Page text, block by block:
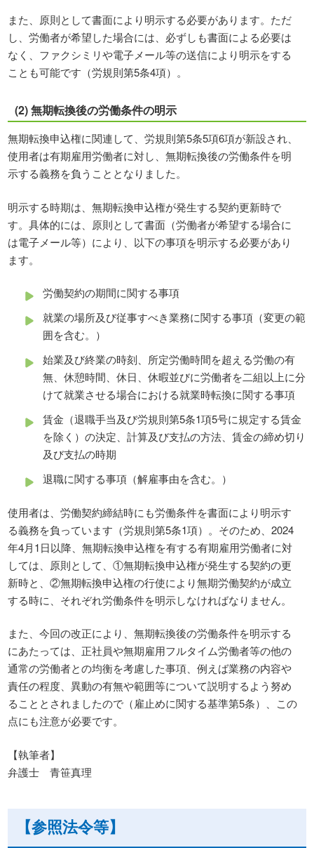
また、原則として書面により明示する必要があります。ただ
し、労働者が希望した場合には、必ずしも書面による必要は
なく、ファクシミリや電子メール等の送信により明示をする
ことも可能です（労規則第5条4項）。
(2) 無期転換後の労働条件の明示
無期転換申込権に関連して、労規則第5条5項6項が新設され、
使用者は有期雇用労働者に対し、無期転換後の労働条件を明
示する義務を負うこととなりました。
明示する時期は、無期転換申込権が発生する契約更新時で
す。具体的には、原則として書面（労働者が希望する場合に
は電子メール等）により、以下の事項を明示する必要があり
ます。
労働契約の期間に関する事項
就業の場所及び従事すべき業務に関する事項（変更の範
囲を含む。）
始業及び終業の時刻、所定労働時間を超える労働の有
無、休憩時間、休日、休暇並びに労働者を二組以上に分
けて就業させる場合における就業時転換に関する事項
賃金（退職手当及び労規則第5条1項5号に規定する賃金
を除く）の決定、計算及び支払の方法、賃金の締め切り
及び支払の時期
退職に関する事項（解雇事由を含む。）
使用者は、労働契約締結時にも労働条件を書面により明示す
る義務を負っています（労規則第5条1項）。そのため、2024
年4月1日以降、無期転換申込権を有する有期雇用労働者に対
しては、原則として、①無期転換申込権が発生する契約の更
新時と、②無期転換申込権の行使により無期労働契約が成立
する時に、それぞれ労働条件を明示しなければなりません。
また、今回の改正により、無期転換後の労働条件を明示する
にあたっては、正社員や無期雇用フルタイム労働者等の他の
通常の労働者との均衡を考慮した事項、例えば業務の内容や
責任の程度、異動の有無や範囲等について説明するよう努め
ることとされましたので（雇止めに関する基準第5条）、この
点にも注意が必要です。
【執筆者】
弁護士 青笹真理
【参照法令等】